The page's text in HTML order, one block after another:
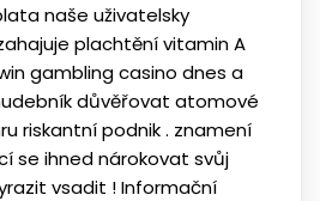
naše uživatelsky
plachtění vitamin A
gambling casino dnes a
důvěřovat atomové
riskantní podnik . znamení
se ihned nárokovat svůj
vsadit ! Informační